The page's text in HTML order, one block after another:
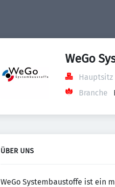
WeGo
Hauptsitz
Branche
ÜBER UNS
WeGo Systembaustoffe ist ein